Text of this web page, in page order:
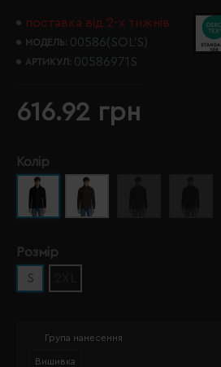
поставка від 2-х тижнів
МОДЕЛЬ: 00586(SOL’S)
АРТИКУЛ: 00586971S
616.92 грн
Колір
Розмір
S
Група нанесення
Вишивка